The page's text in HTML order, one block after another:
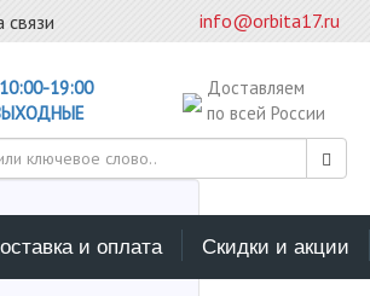
info@orbita17.ru
10:00-19:00
Доставляем
по всей России
каталог поиска
и оплата Скидки и акции